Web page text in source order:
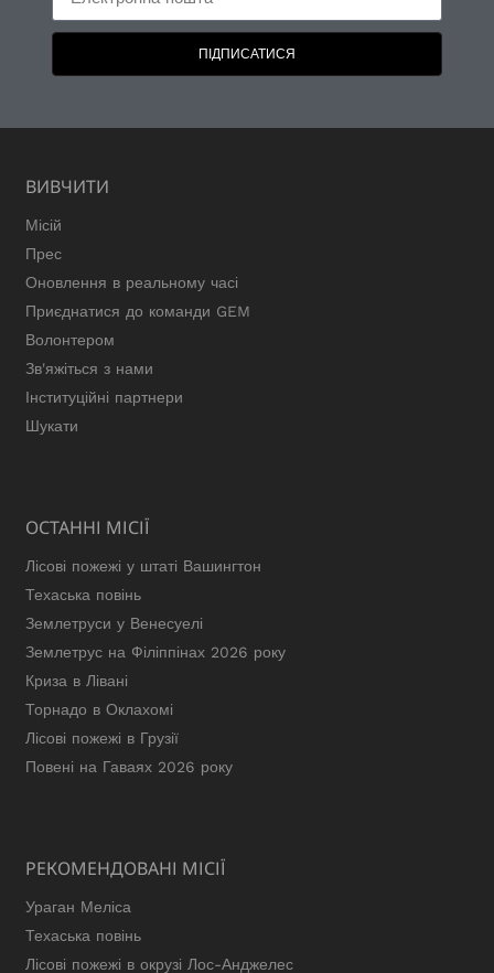
ПІДПИСАТИСЯ
ВИВЧИТИ
Місій
Прес
Оновлення в реальному часі
Приєднатися до команди GEM
Волонтером
Зв'яжіться з нами
Інституційні партнери
Шукати
ОСТАННІ МІСІЇ
Лісові пожежі у штаті Вашингтон
Техаська повінь
Землетруси у Венесуелі
Землетрус на Філіппінах 2026 року
Криза в Лівані
Торнадо в Оклахомі
Лісові пожежі в Грузії
Повені на Гаваях 2026 року
РЕКОМЕНДОВАНІ МІСІЇ
Ураган Меліса
Техаська повінь
Лісові пожежі в окрузі Лос-Анджелес